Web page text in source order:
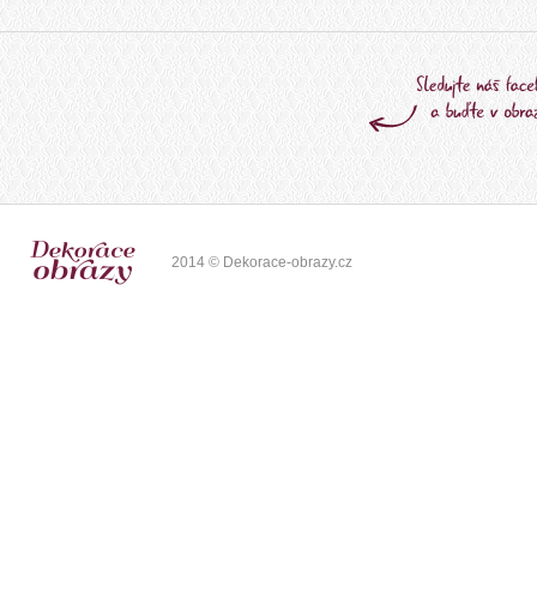
2014 © Dekorace-obrazy.cz